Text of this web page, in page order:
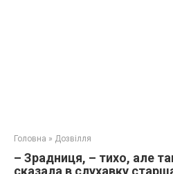
Головна » Дозвілля
– Зрадниця, – тихо, але
сказала в слухавку